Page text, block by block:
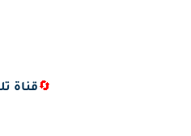
🔄قناة